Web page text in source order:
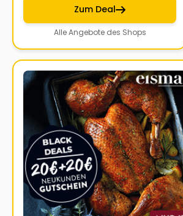
Zum Deal
Alle Angebote des Shops